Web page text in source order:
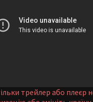
трейлер або плеєр